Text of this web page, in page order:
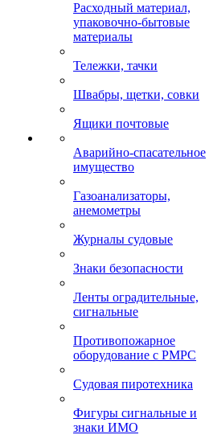
Расходный материал,
упаковочно-бытовые
материалы
Тележки, тачки
Швабры, щетки, совки
Ящики почтовые
Аварийно-спасательное
имущество
Газоанализаторы,
анемометры
Журналы судовые
Знаки безопасности
Ленты оградительные,
сигнальные
Противопожарное
оборудование с РМРС
Судовая пиротехника
Фигуры сигнальные и
знаки ИМО